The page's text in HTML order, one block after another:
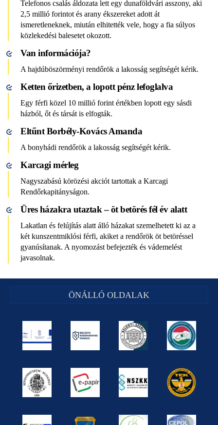
Telefonos csalás áldozata lett egy dunaföldvári asszony, aki
2,5 millió forintot és arany ékszereket adott át
ismeretleneknek, miután elhitették vele, hogy a fia súlyos
közlekedési balesetet okozott.
Van információja?
A hajdúböszörményi rendőrök a lakosság segítségét kérik.
Ketten őrizetben, a lopott pénz lefoglalva
Egy férfi közel 10 millió forint értékben lopott egy sásdi
házból, őt és társát is elfogták.
Eltűnt Borbély-Kovács Amanda
A bonyhádi rendőrök a lakosság segítségét kérik.
Karcagi mérleg
Nagyszabású körözési akciót tartottak a Karcagi
Rendőrkapitányságon.
Üres házakra utaztak – öt betörés fél év alatt
Lakatlan és felújítás alatt álló házakat szemelhetett ki az a
két kunszentmiklósi férfi, akiket a rendőrök öt betöréssel
gyanúsítanak. A nyomozást befejezték és vádemelést
javasolnak.
ÖNÁLLÓ OLDALAK